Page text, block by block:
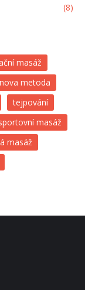
(8)
masáž
metoda
tejpování
masáž
masáž